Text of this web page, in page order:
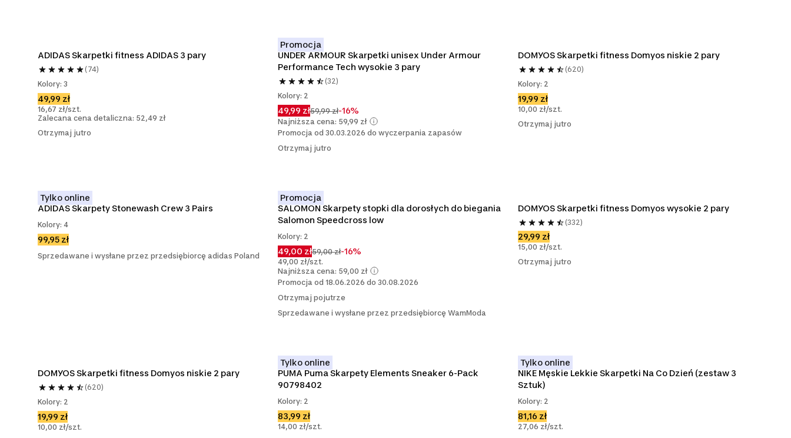
ADIDAS Skarpetki fitness ADIDAS 3 pary
(74)
Kolory: 3
49,99 zł
16,67 zł/szt.
Zalecana cena detaliczna: 52,49 zł
Otrzymaj jutro
Promocja
UNDER ARMOUR Skarpetki unisex Under Armour
Performance Tech wysokie 3 pary
(32)
Kolory: 2
49,99 zł59,99 zł-16%
Najniższa cena: 59,99 zł
Promocja od 30.03.2026 do wyczerpania zapasów
Otrzymaj jutro
DOMYOS Skarpetki fitness Domyos niskie 2 pary
(620)
Kolory: 2
19,99 zł
10,00 zł/szt.
Otrzymaj jutro
Tylko online
ADIDAS Skarpety Stonewash Crew 3 Pairs
Kolory: 4
99,95 zł
Sprzedawane i wysłane przez przedsiębiorcę adidas Poland
Promocja
SALOMON Skarpety stopki dla dorosłych do biegania
Salomon Speedcross low
Kolory: 2
49,00 zł59,00 zł-16%
49,00 zł/szt.
Najniższa cena: 59,00 zł
Promocja od 18.06.2026 do 30.08.2026
Otrzymaj pojutrze
Sprzedawane i wysłane przez przedsiębiorcę WamModa
DOMYOS Skarpetki fitness Domyos wysokie 2 pary
(332)
29,99 zł
15,00 zł/szt.
Otrzymaj jutro
DOMYOS Skarpetki fitness Domyos niskie 2 pary
(620)
Kolory: 2
19,99 zł
10,00 zł/szt.
Tylko online
PUMA Puma Skarpety Elements Sneaker 6-Pack
90798402
Kolory: 2
83,99 zł
14,00 zł/szt.
Tylko online
NIKE Męskie Lekkie Skarpetki Na Co Dzień (zestaw 3
Sztuk)
Kolory: 2
81,16 zł
27,06 zł/szt.